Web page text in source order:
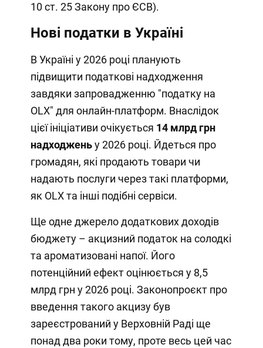
10 ст. 25 Закону про ЄСВ).
Нові податки в Україні
В Україні у 2026 році планують
підвищити податкові надходження
завдяки запровадженню "податку на
OLX" для онлайн-платформ. Внаслідок
цієї ініціативи очікується 14 млрд грн
надходженьу 2026 році. Йдеться про
громадян, які продають товари чи
надають послуги через такі платформи,
як OLX та інші подібні сервіси.
Ще одне джерело додаткових доходів
бюджету – акцизний податок на солодкі
та ароматизовані напої. Його
потенційний ефект оцінюється у 8,5
млрд грн у 2026 році. Законопроєкт про
введення такого акцизу був
зареєстрований у Верховній Раді ще
понад два роки тому, проте весь цей час